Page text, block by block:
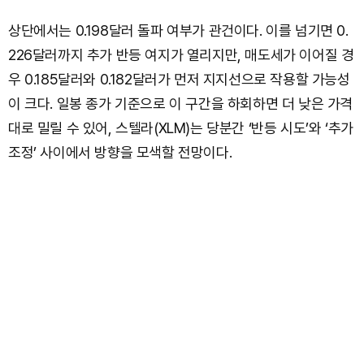
상단에서는 0.198달러 돌파 여부가 관건이다. 이를 넘기면 0.
226달러까지 추가 반등 여지가 열리지만, 매도세가 이어질 경
우 0.185달러와 0.182달러가 먼저 지지선으로 작용할 가능성
이 크다. 일봉 종가 기준으로 이 구간을 하회하면 더 낮은 가격
대로 밀릴 수 있어, 스텔라(XLM)는 당분간 ‘반등 시도’와 ‘추가
조정’ 사이에서 방향을 모색할 전망이다.